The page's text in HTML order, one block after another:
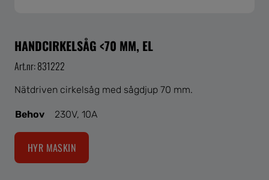
HANDCIRKELSÅG <70 MM, EL
Art.nr: 831222
Nätdriven cirkelsåg med sågdjup 70 mm.
Behov 230V, 10A
HYR MASKIN